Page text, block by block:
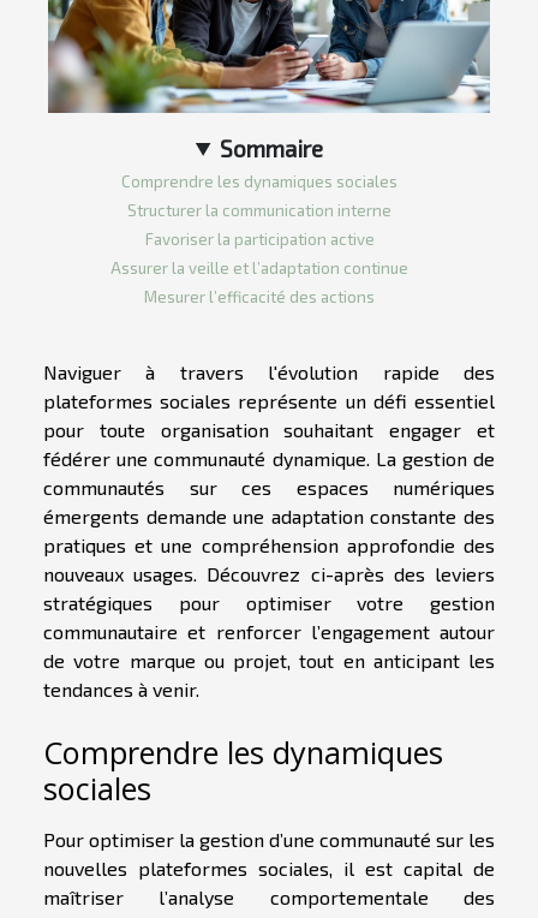
Sommaire
Comprendre les dynamiques sociales
Structurer la communication interne
Favoriser la participation active
Assurer la veille et l’adaptation continue
Mesurer l’efficacité des actions
Naviguer à travers l'évolution rapide des
plateformes sociales représente un défi essentiel
pour toute organisation souhaitant engager et
fédérer une communauté dynamique. La gestion de
communautés sur ces espaces numériques
émergents demande une adaptation constante des
pratiques et une compréhension approfondie des
nouveaux usages. Découvrez ci-après des leviers
stratégiques pour optimiser votre gestion
communautaire et renforcer l’engagement autour
de votre marque ou projet, tout en anticipant les
tendances à venir.
Comprendre les dynamiques
sociales
Pour optimiser la gestion d’une communauté sur les
nouvelles plateformes sociales, il est capital de
maîtriser l’analyse comportementale des